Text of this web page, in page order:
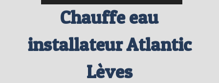
Chauffe eau
installateur Atlantic
Lèves